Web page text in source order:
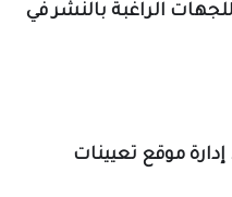
جهات الراغبة بالنشر في
إدارة موقع تعيينات